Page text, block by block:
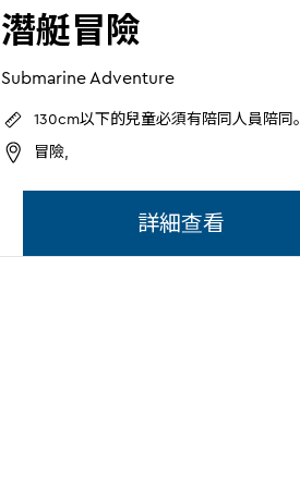
潛艇冒險
Submarine Adventure
130cm以下的兒童必須有陪同人員陪同。
冒險,
詳細查看